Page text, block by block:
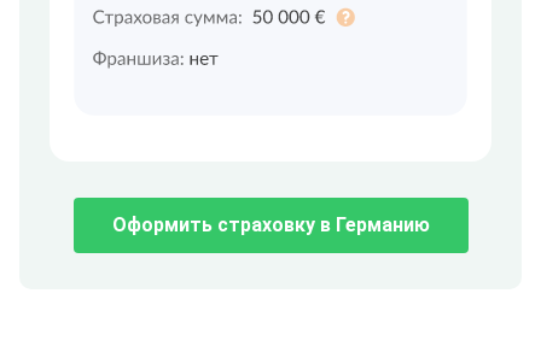
Оформить страховку в Германию